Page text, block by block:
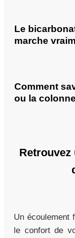
Le
marche
Comment
ou la
Un écoulement
le confort de